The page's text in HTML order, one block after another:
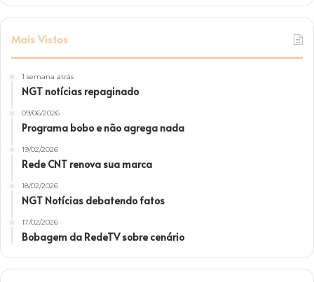
Mais Vistos
1 semana atrás
NGT notícias repaginado
09/06/2026
Programa bobo e não agrega nada
19/02/2026
Rede CNT renova sua marca
18/02/2026
NGT Notícias debatendo fatos
17/02/2026
Bobagem da RedeTV sobre cenário